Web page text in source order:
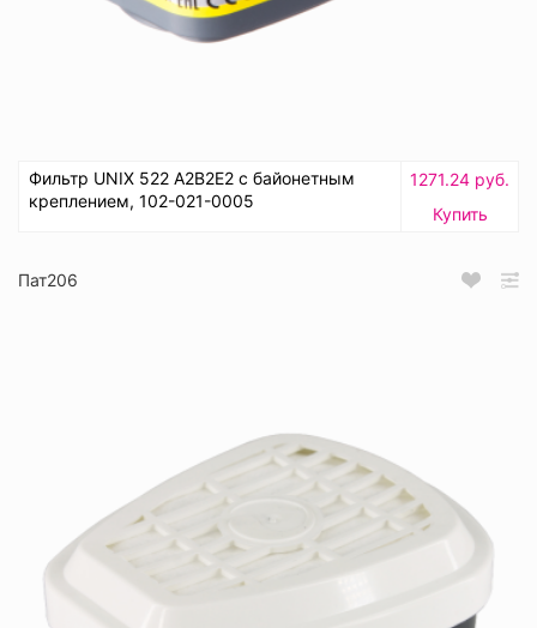
Фильтр UNIX 522 А2В2Е2 с байонетным
креплением, 102-021-0005
1271.24 руб.
Купить
Пат206